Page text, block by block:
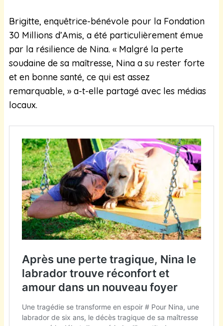
Brigitte, enquêtrice-bénévole pour la Fondation
30 Millions d’Amis, a été particulièrement émue
par la résilience de Nina. « Malgré la perte
soudaine de sa maîtresse, Nina a su rester forte
et en bonne santé, ce qui est assez
remarquable, » a-t-elle partagé avec les médias
locaux.